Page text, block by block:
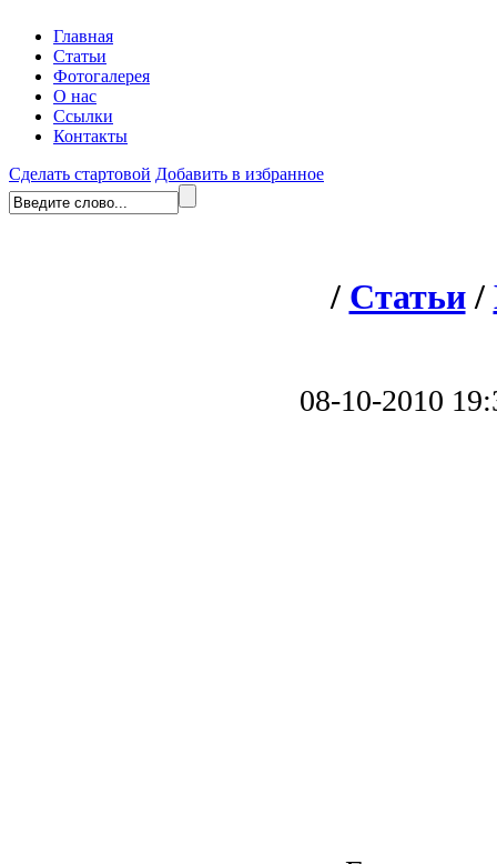
Главная
Статьи
Фотогалерея
О нас
Ссылки
Контакты
Сделать стартовой Добавить в избранное
/ Статьи/
08-10-2010